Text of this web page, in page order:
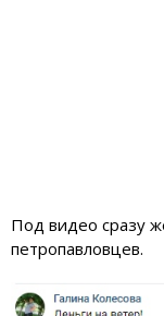
Под видео сразу
петропавловцев.